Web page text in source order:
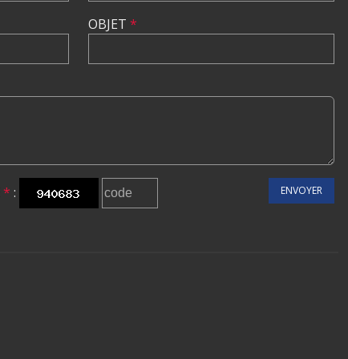
OBJET *
* : ENVOYER